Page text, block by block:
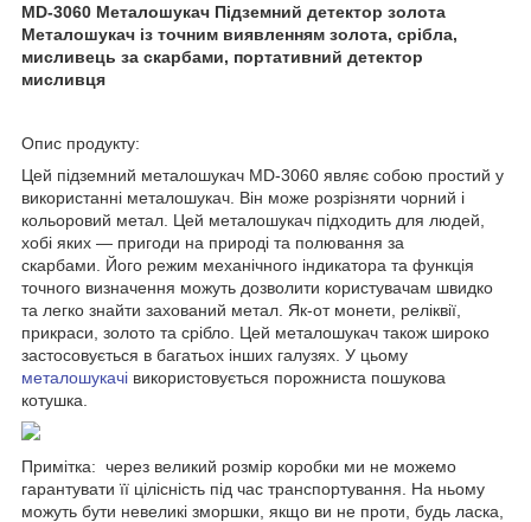
MD-3060 Металошукач Підземний детектор золота
Металошукач із точним виявленням золота, срібла,
мисливець за скарбами, портативний детектор
мисливця
Опис продукту:
Цей підземний металошукач MD-3060 являє собою простий у
використанні металошукач. Він може розрізняти чорний і
кольоровий метал. Цей металошукач підходить для людей,
хобі яких — пригоди на природі та полювання за
скарбами. Його режим механічного індикатора та функція
точного визначення можуть дозволити користувачам швидко
та легко знайти захований метал. Як-от монети, реліквії,
прикраси, золото та срібло. Цей металошукач також широко
застосовується в багатьох інших галузях. У цьому
металошукачі використовується порожниста пошукова
котушка.
Примітка: через великий розмір коробки ми не можемо
гарантувати її цілісність під час транспортування. На ньому
можуть бути невеликі зморшки, якщо ви не проти, будь ласка,